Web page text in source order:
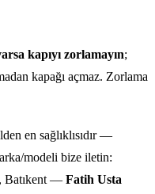
kapıyı zorlamayın;
kapağı açmaz. Zorlama
en sağlıklısıdır —
modeli bize iletin:
Batıkent — Fatih Usta